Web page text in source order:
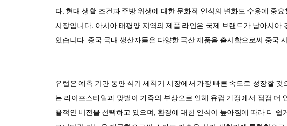
다. 현대 생활 조건과 주방 위생에 대한 문화적 인식의 변화도 수용에 중
시장입니다. 아시아 태평양 지역의 제품 라인은 국제 브랜드가 남아시아
있습니다. 중국 국내 생산자들은 다양한 국산 제품을 출시함으로써 중국
유럽은 예측 기간 동안 식기 세척기 시장에서 가장 빠른 속도로 성장할 것
는 라이프스타일과 맞벌이 가족의 부상으로 인해 유럽 가정에서 점점 더
율적인 버전을 선택하고 있으며, 환경에 대한 인식이 높아짐에 따라 더 쉽